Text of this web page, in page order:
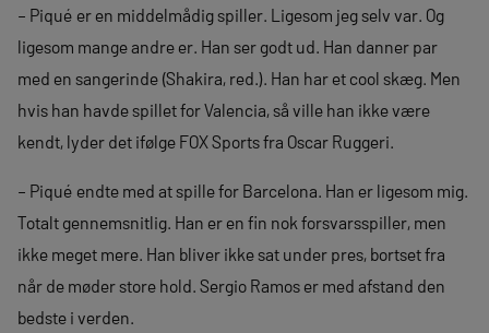
– Piqué er en middelmådig spiller. Ligesom jeg selv var. Og
ligesom mange andre er. Han ser godt ud. Han danner par
med en sangerinde (Shakira, red.). Han har et cool skæg. Men
hvis han havde spillet for Valencia, så ville han ikke være
kendt, lyder det ifølge FOX Sports fra Oscar Ruggeri.
– Piqué endte med at spille for Barcelona. Han er ligesom mig.
Totalt gennemsnitlig. Han er en fin nok forsvarsspiller, men
ikke meget mere. Han bliver ikke sat under pres, bortset fra
når de møder store hold. Sergio Ramos er med afstand den
bedste i verden.